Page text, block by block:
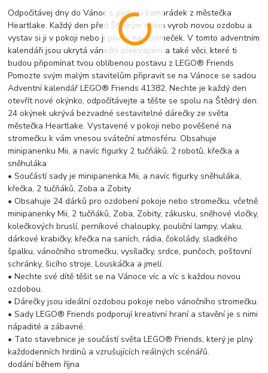
Odpočítávej dny do Vánoc s pomocí kamarádek z městečka
Heartlake. Každý den před Štědrým dnem vyrob novou ozdobu a
vystav si ji v pokoji nebo ji pověs na stromeček. V tomto adventním
kalendáři jsou ukrytá vánoční překvapení a také věci, které ti
budou připomínat tvou oblíbenou postavu z LEGO® Friends
Pomozte svým malým stavitelům připravit se na Vánoce se sadou
Adventní kalendář LEGO® Friends 41382. Nechte je každý den
otevřít nové okýnko, odpočítávejte a těšte se spolu na Štědrý den.
24 okýnek ukrývá bezvadné sestavitelné dárečky ze světa
městečka Heartlake. Vystavené v pokoji nebo pověšené na
stromečku k vám vnesou sváteční atmosféru. Obsahuje
minipanenku Mii, a navíc figurky 2 tučňáků, 2 robotů, křečka a
sněhuláka
• Součástí sady je minipanenka Mii, a navíc figurky sněhuláka,
křečka, 2 tučňáků, Zoba a Zobity.
• Obsahuje 24 dárků pro ozdobení pokoje nebo stromečku, včetně
minipanenky Mii, 2 tučňáků, Zoba, Zobity, zákusku, sněhové vločky,
kolečkových bruslí, perníkové chaloupky, pouliční lampy, vlaku,
dárkové krabičky, křečka na saních, rádia, čokolády, sladkého
špalku, vánočního stromečku, vysílačky, srdce, punčoch, poštovní
schránky, šicího stroje, Louskáčka a jmelí.
• Nechte své dítě těšit se na Vánoce víc a víc s každou novou
ozdobou.
• Dárečky jsou ideální ozdobou pokoje nebo vánočního stromečku.
• Sady LEGO® Friends podporují kreativní hraní a stavění je s nimi
nápadité a zábavné.
• Tato stavebnice je součástí světa LEGO® Friends, který je plný
každodenních hrdinů a vzrušujících reálných scénářů.
dodání během října